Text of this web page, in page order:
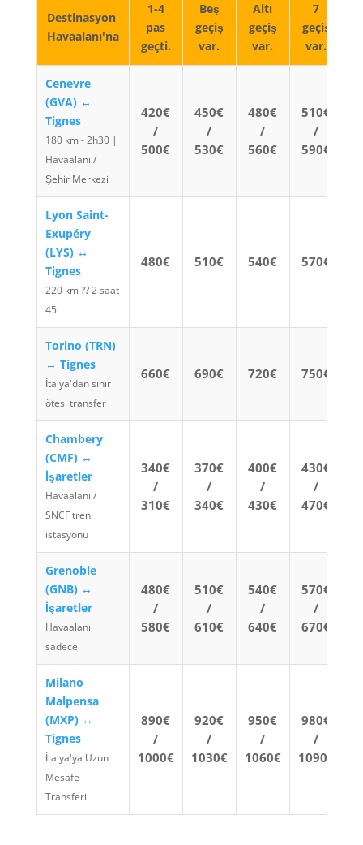
Destinasyon
Havaalanı'na
1-4
pas
geçti.
Beş
geçiş
var.
Altı
geçiş
var.
7
geçiş
var.
Cenevre
(GVA) ↔
Tignes
180 km - 2h30 |
Havaalanı /
Şehir Merkezi
420€
/
500€
450€
/
530€
480€
/
560€
510€
/
590€
Lyon Saint-
Exupéry
(LYS) ↔
Tignes
220 km ⁇ 2 saat
45
480€ 510€ 540€ 570€
Torino (TRN)
↔ Tignes
İtalya'dan sınır
ötesi transfer
660€ 690€ 720€ 750€
Chambery
(CMF) ↔
İşaretler
Havaalanı /
SNCF tren
istasyonu
340€
/
310€
370€
/
340€
400€
/
430€
430€
/
470€
Grenoble
(GNB) ↔
İşaretler
Havaalanı
sadece
480€
/
580€
510€
/
610€
540€
/
640€
570€
/
670€
Milano
Malpensa
(MXP) ↔
Tignes
İtalya'ya Uzun
Mesafe
Transferi
890€
/
1000€
920€
/
1030€
950€
/
1060€
980€
/
1090€